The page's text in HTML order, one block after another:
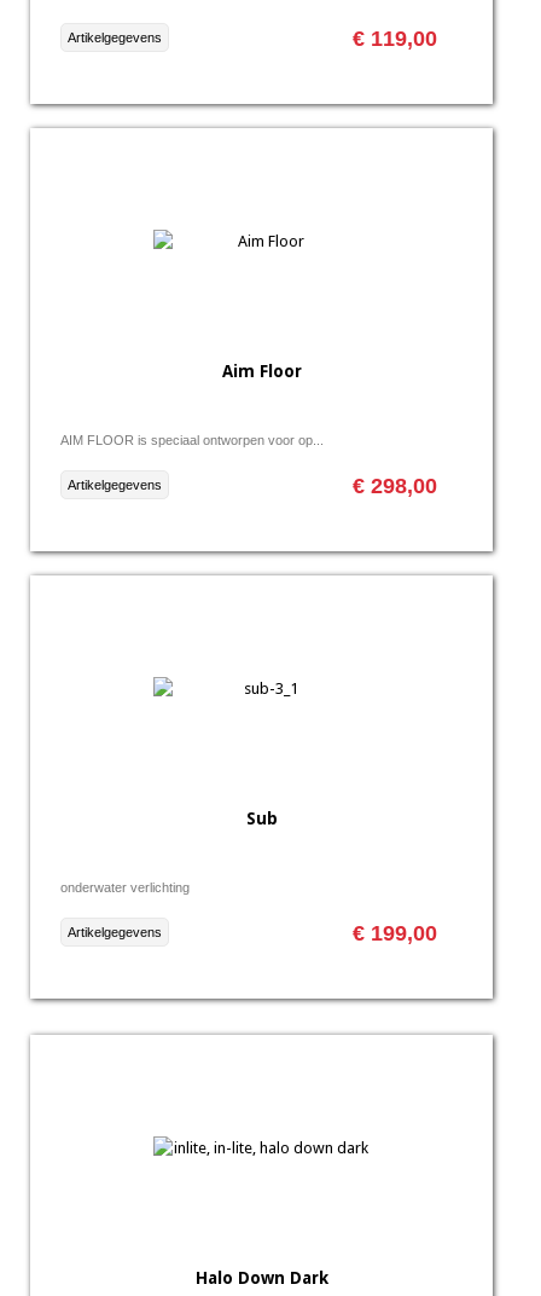
€ 119,00
Artikelgegevens
Aim Floor
AIM FLOOR is speciaal ontworpen voor op...
€ 298,00
Artikelgegevens
Sub
onderwater verlichting
€ 199,00
Artikelgegevens
Halo Down Dark